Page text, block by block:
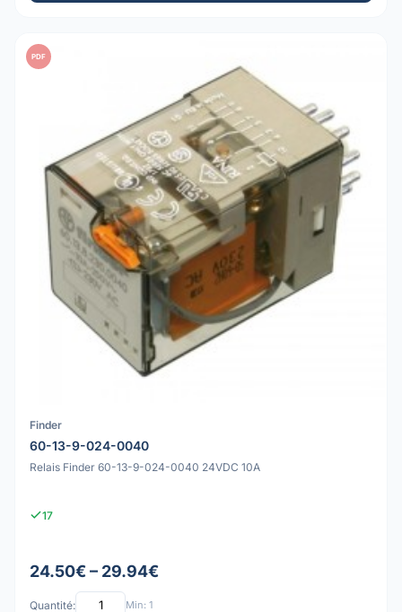
PDF
Finder
60-13-9-024-0040
Relais Finder 60-13-9-024-0040 24VDC 10A
17
24.50€ – 29.94€
Quantité: Min: 1